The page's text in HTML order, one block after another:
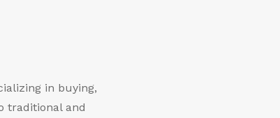
in buying,
traditional and